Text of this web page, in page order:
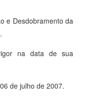
e Desdobramento da
na data de sua
de julho de 2007.